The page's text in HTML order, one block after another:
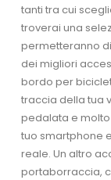
tanti tra cui
troverai una
permetteranno
dei migliori
bordo per
traccia della tua
pedalata e
tuo smartphone
reale. Un altro
portaborraccia,